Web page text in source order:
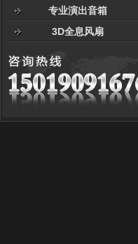
专业演出音箱
3D全息风扇